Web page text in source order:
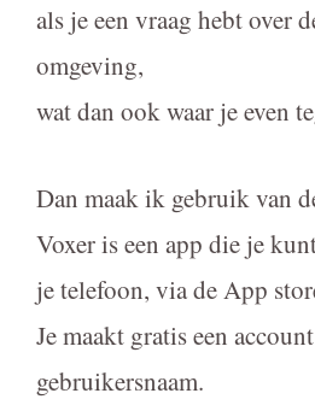
als je een vraag hebt over
omgeving,
wat dan ook waar je even
Dan maak ik gebruik van
Voxer is een app die je
je telefoon, via de App
Je maakt gratis een
gebruikersnaam.